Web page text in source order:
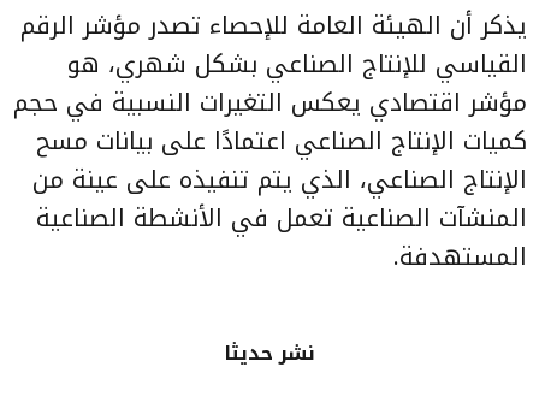
يذكر أن الهيئة العامة للإحصاء تصدر مؤشر الرقم
القياسي للإنتاج الصناعي بشكل شهري، هو
مؤشر اقتصادي يعكس التغيرات النسبية في حجم
كميات الإنتاج الصناعي اعتمادًا على بيانات مسح
الإنتاج الصناعي، الذي يتم تنفيذه على عينة من
المنشآت الصناعية تعمل في الأنشطة الصناعية
المستهدفة.
نشر حديثا